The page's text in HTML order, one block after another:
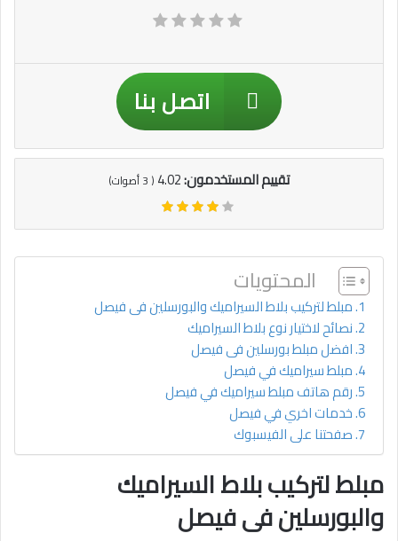
اتصل بنا
تقييم المستخدمون:4.02
(
3أصوات)
المحتويات
مبلط لتركيب بلاط السيراميك والبورسلين فى فيصل
نصائح لاختيار نوع بلاط السيراميك
افضل مبلط بورسلين فى فيصل
مبلط سيراميك في فيصل
رقم هاتف مبلط سيراميك في فيصل
خدمات اخري في فيصل
صفحتنا على الفيسبوك
مبلط لتركيب بلاط السيراميك
والبورسلين فى فيصل